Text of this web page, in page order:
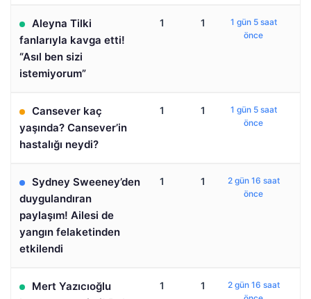
Aleyna Tilki
fanlarıyla kavga etti!
“Asıl ben sizi
istemiyorum”
1 1
1 gün 5 saat
önce
Cansever kaç
yaşında? Cansever’in
hastalığı neydi?
1 1
1 gün 5 saat
önce
Sydney Sweeney’den
duygulandıran
paylaşım! Ailesi de
yangın felaketinden
etkilendi
1 1
2 gün 16 saat
önce
Mert Yazıcıoğlu
1 1
2 gün 16 saat